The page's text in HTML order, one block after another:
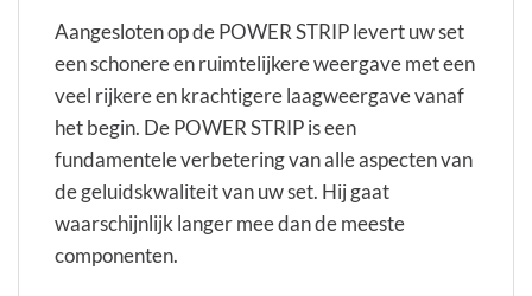
Aangesloten op de POWER STRIP levert uw set
een schonere en ruimtelijkere weergave met een
veel rijkere en krachtigere laagweergave vanaf
het begin. De POWER STRIP is een
fundamentele verbetering van alle aspecten van
de geluidskwaliteit van uw set. Hij gaat
waarschijnlijk langer mee dan de meeste
componenten.